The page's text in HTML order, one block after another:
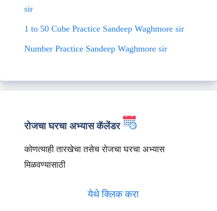
sir
1 to 50 Cube Practice Sandeep Waghmore sir
Number Practice Sandeep Waghmore sir
रोजचा घरचा अभ्यास कॅलेंडर
कोणत्याही तारखेचा तसेच रोजचा घरचा अभ्यास
मिळवण्यासाठी
येथे क्लिक करा